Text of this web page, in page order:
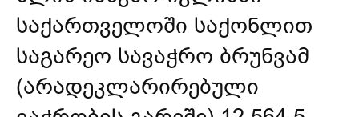
საქართველოში საქონლით
საგარეო სავაჭრო ბრუნვამ
(არადეკლარირებული